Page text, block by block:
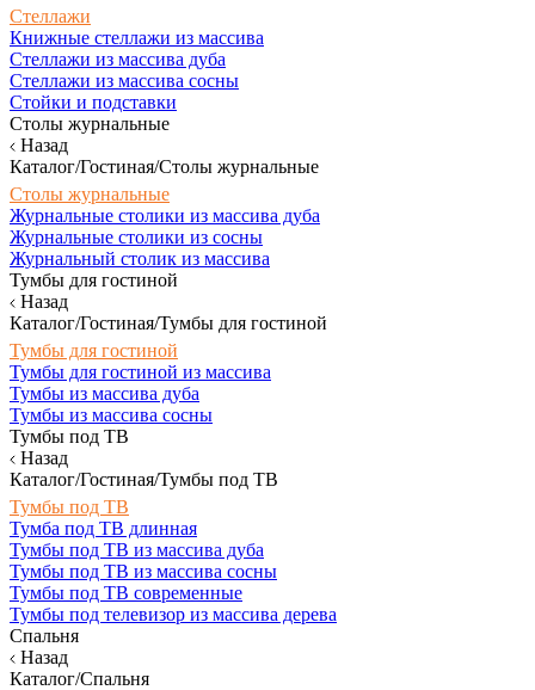
Стеллажи
Книжные стеллажи из массива
Стеллажи из массива дуба
Стеллажи из массива сосны
Стойки и подставки
Столы журнальные
Назад
Каталог/Гостиная/Столы журнальные
Столы журнальные
Журнальные столики из массива дуба
Журнальные столики из сосны
Журнальный столик из массива
Тумбы для гостиной
Назад
Каталог/Гостиная/Тумбы для гостиной
Тумбы для гостиной
Тумбы для гостиной из массива
Тумбы из массива дуба
Тумбы из массива сосны
Тумбы под ТВ
Назад
Каталог/Гостиная/Тумбы под ТВ
Тумбы под ТВ
Тумба под ТВ длинная
Тумбы под ТВ из массива дуба
Тумбы под ТВ из массива сосны
Тумбы под ТВ современные
Тумбы под телевизор из массива дерева
Спальня
Назад
Каталог/Спальня